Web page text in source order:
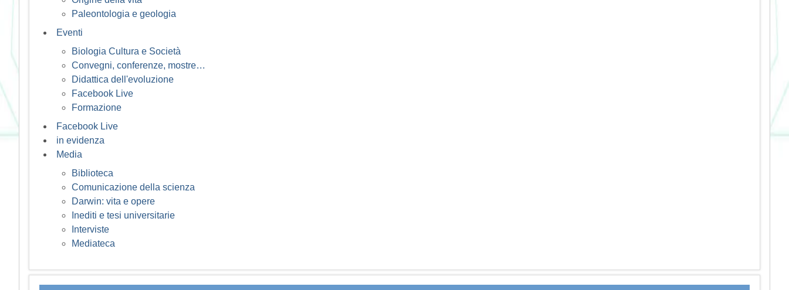
Paleontologia e geologia
Eventi
Biologia Cultura e Società
Convegni, conferenze, mostre…
Didattica dell'evoluzione
Facebook Live
Formazione
Facebook Live
in evidenza
Media
Biblioteca
Comunicazione della scienza
Darwin: vita e opere
Inediti e tesi universitarie
Interviste
Mediateca